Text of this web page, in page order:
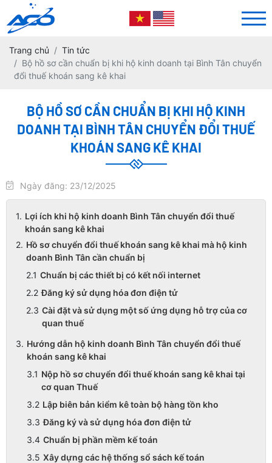
Trang chủ
Tin tức
Bộ hồ sơ cần chuẩn bị khi hộ kinh doanh tại Bình Tân chuyển
đổi thuế khoán sang kê khai
BỘ HỒ SƠ CẦN CHUẨN BỊ KHI HỘ KINH
DOANH TẠI BÌNH TÂN CHUYỂN ĐỔI THUẾ
KHOÁN SANG KÊ KHAI
Ngày đăng: 23/12/2025
Lợi ích khi hộ kinh doanh Bình Tân chuyển đổi thuế
khoán sang kê khai
Hồ sơ chuyển đổi thuế khoán sang kê khai mà hộ kinh
doanh Bình Tân cần chuẩn bị
Chuẩn bị các thiết bị có kết nối internet
Đăng ký sử dụng hóa đơn điện tử
Cài đặt và sử dụng một số ứng dụng hỗ trợ của cơ
quan thuế
Hướng dẫn hộ kinh doanh Bình Tân chuyển đổi thuế
khoán sang kê khai
Nộp hồ sơ chuyển đổi thuế khoán sang kê khai tại
cơ quan Thuế
Lập biên bản kiểm kê toàn bộ hàng tồn kho
Đăng ký và sử dụng hóa đơn điện tử
Chuẩn bị phần mềm kế toán
Xây dựng các hệ thống sổ sách kế toán